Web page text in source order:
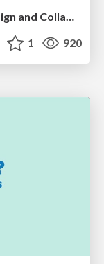
Introduction to Domain-Driven Design and Collaborative software design
1 920